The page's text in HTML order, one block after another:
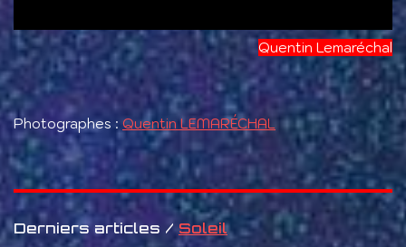
Quentin Lemaréchal
Photographes : Quentin LEMARÉCHAL
Derniers articles / Soleil